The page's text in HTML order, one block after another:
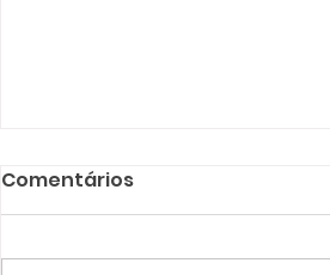
Comentários